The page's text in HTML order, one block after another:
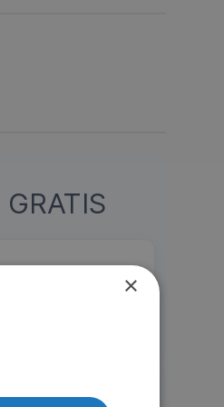
öppnar ett kallt fall
Falk till en
×